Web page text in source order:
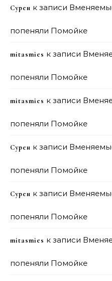
Сурен к записи
попеняли Помойке
mitasmies к записи
попеняли Помойке
mitasmies к записи
попеняли Помойке
Сурен к записи
попеняли Помойке
Сурен к записи
попеняли Помойке
mitasmies к записи
попеняли Помойке